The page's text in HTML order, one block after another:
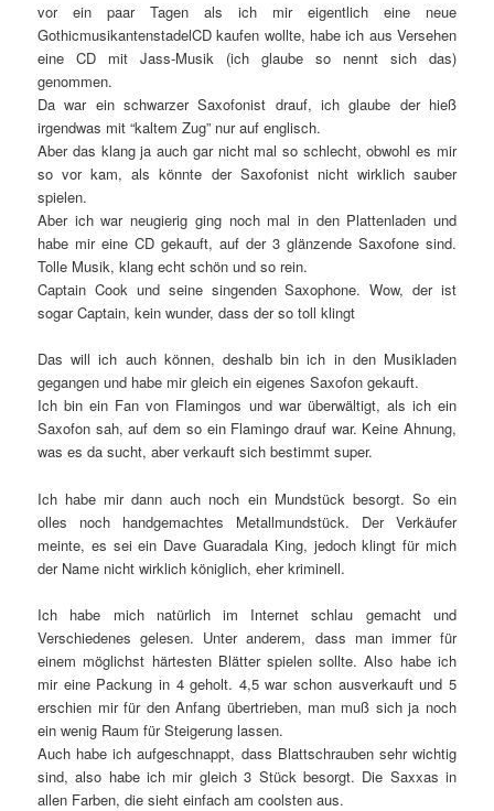
vor ein paar Tagen als ich mir eigentlich eine neue
GothicmusikantenstadelCD kaufen wollte, habe ich aus Versehen
eine CD mit Jass-Musik (ich glaube so nennt sich das)
genommen.
Da war ein schwarzer Saxofonist drauf, ich glaube der hieß
irgendwas mit “kaltem Zug” nur auf englisch.
Aber das klang ja auch gar nicht mal so schlecht, obwohl es mir
so vor kam, als könnte der Saxofonist nicht wirklich sauber
spielen.
Aber ich war neugierig ging noch mal in den Plattenladen und
habe mir eine CD gekauft, auf der 3 glänzende Saxofone sind.
Tolle Musik, klang echt schön und so rein.
Captain Cook und seine singenden Saxophone. Wow, der ist
sogar Captain, kein wunder, dass der so toll klingt
Das will ich auch können, deshalb bin ich in den Musikladen
gegangen und habe mir gleich ein eigenes Saxofon gekauft.
Ich bin ein Fan von Flamingos und war überwältigt, als ich ein
Saxofon sah, auf dem so ein Flamingo drauf war. Keine Ahnung,
was es da sucht, aber verkauft sich bestimmt super.
Ich habe mir dann auch noch ein Mundstück besorgt. So ein
olles noch handgemachtes Metallmundstück. Der Verkäufer
meinte, es sei ein Dave Guaradala King, jedoch klingt für mich
der Name nicht wirklich königlich, eher kriminell.
Ich habe mich natürlich im Internet schlau gemacht und
Verschiedenes gelesen. Unter anderem, dass man immer für
einem möglichst härtesten Blätter spielen sollte. Also habe ich
mir eine Packung in 4 geholt. 4,5 war schon ausverkauft und 5
erschien mir für den Anfang übertrieben, man muß sich ja noch
ein wenig Raum für Steigerung lassen.
Auch habe ich aufgeschnappt, dass Blattschrauben sehr wichtig
sind, also habe ich mir gleich 3 Stück besorgt. Die Saxxas in
allen Farben, die sieht einfach am coolsten aus.